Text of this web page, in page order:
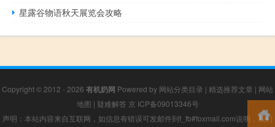
星露谷物语秋天展览会攻略
Copyright © 2012 - 2026 有机奶网 Powered by 网站分类目录 | 精选推荐文章 | 网站
地图 | 疑难解答 京 ICP备09013346号
声明：本站内容来自互联网，如信息有错误可发邮件到f_fb#foxmail.com说明，我们